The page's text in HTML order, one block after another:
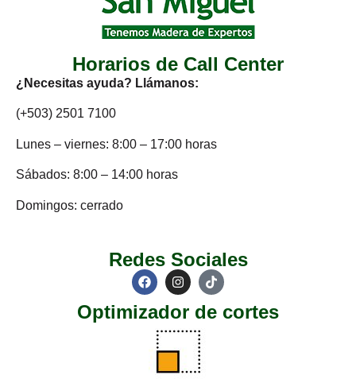
Horarios de Call Center
¿Necesitas ayuda? Llámanos:
(+503) 2501 7100
Lunes – viernes: 8:00 – 17:00 horas
Sábados: 8:00 – 14:00 horas
Domingos: cerrado
Redes Sociales
Optimizador de cortes